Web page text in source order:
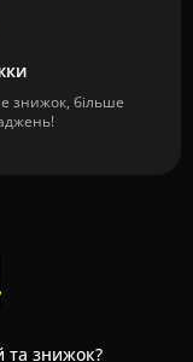
знижок, більше
та знижок?